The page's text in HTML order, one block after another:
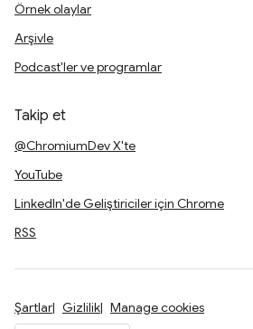
Örnek olaylar
Arşivle
Podcast'ler ve programlar
Takip et
@ChromiumDev X'te
YouTube
LinkedIn'de Geliştiriciler için Chrome
RSS
Şartlar Gizlilik Manage cookies